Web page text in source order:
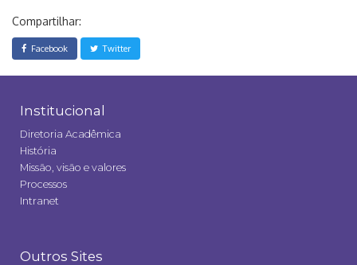
Compartilhar:
Facebook Twitter
Institucional
Diretoria Acadêmica
História
Missão, visão e valores
Processos
Intranet
Outros Sites